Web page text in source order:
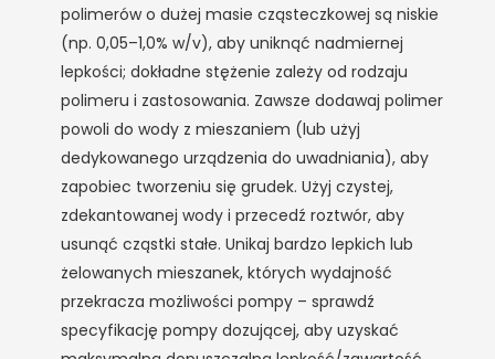
polimerów o dużej masie cząsteczkowej są niskie
(np. 0,05–1,0% w/v), aby uniknąć nadmiernej
lepkości; dokładne stężenie zależy od rodzaju
polimeru i zastosowania. Zawsze dodawaj polimer
powoli do wody z mieszaniem (lub użyj
dedykowanego urządzenia do uwadniania), aby
zapobiec tworzeniu się grudek. Użyj czystej,
zdekantowanej wody i przecedź roztwór, aby
usunąć cząstki stałe. Unikaj bardzo lepkich lub
żelowanych mieszanek, których wydajność
przekracza możliwości pompy – sprawdź
specyfikację pompy dozującej, aby uzyskać